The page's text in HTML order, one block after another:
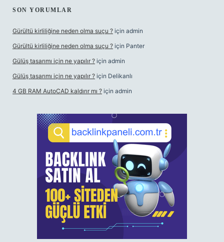
SON YORUMLAR
Gürültü kirliliğine neden olma suçu ? için admin
Gürültü kirliliğine neden olma suçu ? için Panter
Gülüş tasarımı için ne yapılır ? için admin
Gülüş tasarımı için ne yapılır ? için Delikanlı
4 GB RAM AutoCAD kaldırır mı ? için admin